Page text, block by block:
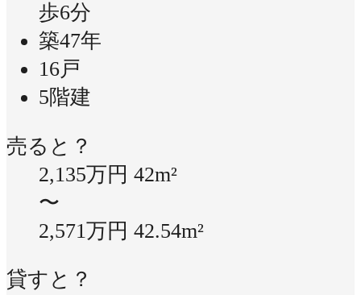
歩6分
築47年
16戸
5階建
売ると？
2,135万円 42m²
〜
2,571万円 42.54m²
貸すと？